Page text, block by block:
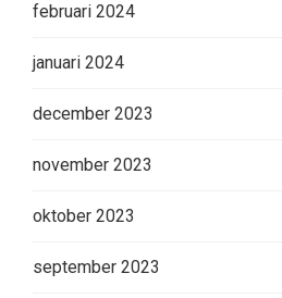
februari 2024
januari 2024
december 2023
november 2023
oktober 2023
september 2023